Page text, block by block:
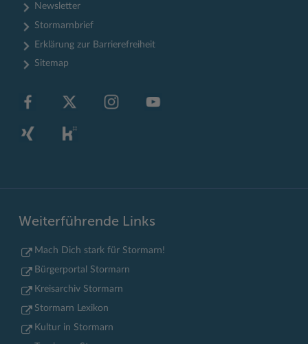
Newsletter
Stormarnbrief
Erklärung zur Barrierefreiheit
Sitemap
Weiterführende Links
Mach Dich stark für Stormarn!
Bürgerportal Stormarn
Kreisarchiv Stormarn
Stormarn Lexikon
Kultur in Stormarn